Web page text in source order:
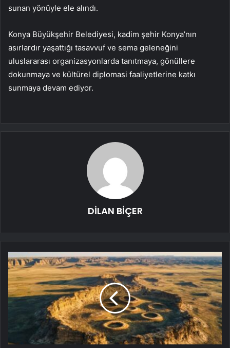
sunan yönüyle ele alındı.
Konya Büyükşehir Belediyesi, kadim şehir Konya’nın
asırlardır yaşattığı tasavvuf ve sema geleneğini
uluslararası organizasyonlarda tanıtmaya, gönüllere
dokunmaya ve kültürel diplomasi faaliyetlerine katkı
sunmaya devam ediyor.
DİLAN BİÇER